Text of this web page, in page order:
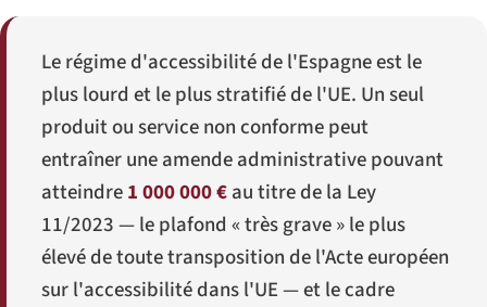
Le régime d'accessibilité de l'Espagne est le
plus lourd et le plus stratifié de l'UE. Un seul
produit ou service non conforme peut
entraîner une amende administrative pouvant
atteindre1 000 000 €au titre de la Ley
11/2023 — le plafond « très grave » le plus
élevé de toute transposition de l'Acte européen
sur l'accessibilité dans l'UE — et le cadre